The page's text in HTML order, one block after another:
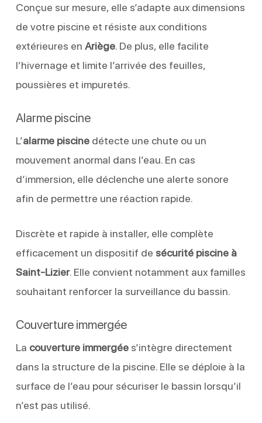
Conçue sur mesure, elle s’adapte aux dimensions
de votre piscine et résiste aux conditions
extérieures en Ariège. De plus, elle facilite
l’hivernage et limite l’arrivée des feuilles,
poussières et impuretés.
Alarme piscine
L’alarme piscinedétecte une chute ou un
mouvement anormal dans l’eau. En cas
d’immersion, elle déclenche une alerte sonore
afin de permettre une réaction rapide.
Discrète et rapide à installer, elle complète
efficacement un dispositif de sécurité piscine à
Saint-Lizier. Elle convient notamment aux familles
souhaitant renforcer la surveillance du bassin.
Couverture immergée
La couverture immergées’intègre directement
dans la structure de la piscine. Elle se déploie à la
surface de l’eau pour sécuriser le bassin lorsqu’il
n’est pas utilisé.